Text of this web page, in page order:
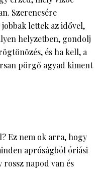
Szerencsére
lettek az idővel,
helyzetben, gondolj
és ha kell, a
pörgő agyad kiment
Ez nem ok arra, hogy
apróságból óriási
napod van és